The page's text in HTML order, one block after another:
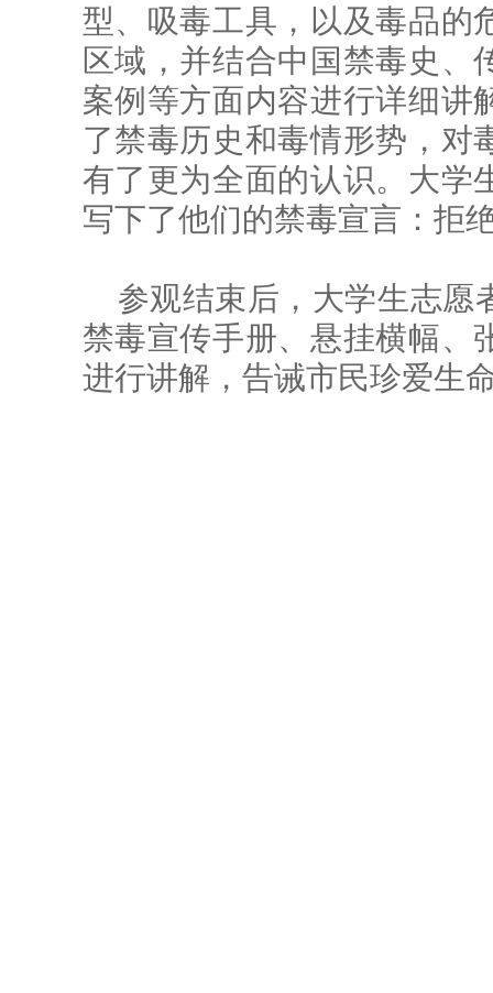
型、吸毒工具，以及毒品的
区域，并结合中国禁毒史、
案例等方面内容进行详细讲
了禁毒历史和毒情形势，对
有了更为全面的认识。大学
写下了他们的禁毒宣言：拒
参观结束后，大学生志愿
禁毒宣传手册、悬挂横幅、
进行讲解，告诫市民珍爱生